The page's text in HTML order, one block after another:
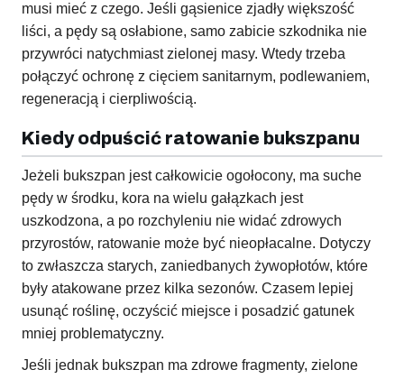
musi mieć z czego. Jeśli gąsienice zjadły większość
liści, a pędy są osłabione, samo zabicie szkodnika nie
przywróci natychmiast zielonej masy. Wtedy trzeba
połączyć ochronę z cięciem sanitarnym, podlewaniem,
regeneracją i cierpliwością.
Kiedy odpuścić ratowanie bukszpanu
Jeżeli bukszpan jest całkowicie ogołocony, ma suche
pędy w środku, kora na wielu gałązkach jest
uszkodzona, a po rozchyleniu nie widać zdrowych
przyrostów, ratowanie może być nieopłacalne. Dotyczy
to zwłaszcza starych, zaniedbanych żywopłotów, które
były atakowane przez kilka sezonów. Czasem lepiej
usunąć roślinę, oczyścić miejsce i posadzić gatunek
mniej problematyczny.
Jeśli jednak bukszpan ma zdrowe fragmenty, zielone